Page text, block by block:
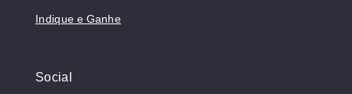
Indique e Ganhe
Social